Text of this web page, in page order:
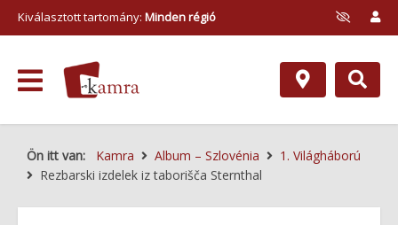
Kiválasztott tartomány: Minden régió
Ön itt van: Kamra Album – Szlovénia
1. Világháború
Rezbarski izdelek iz taborišča Sternthal